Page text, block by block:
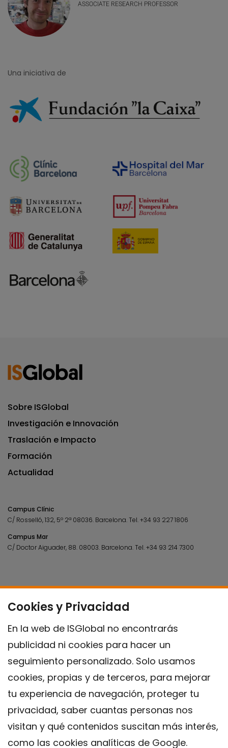
ASSOCIATE RESEARCH PROFESSOR
Cookies y Privacidad
En la web de ISGlobal no encontrarás
publicidad ni cookies para hacer un
seguimiento personalizado. Solo usamos
cookies, propias y de terceros, para mejorar
tu experiencia de navegación, proteger tu
privacidad, saber cuantas personas nos
visitan y qué contenidos suscitan más interés,
como las cookies analíticas de Google.
Una iniciativa de
Sobre ISGlobal
Investigación e Innovación
Traslación e Impacto
Formación
Actualidad
Campus Clínic
C/ Rosselló, 132, 5º 2ª 08036. Barcelona.Tel.+34 93 227 1806
Campus Mar
C/ Doctor Aiguader, 88. 08003. Barcelona.Tel.+34 93 214 7300